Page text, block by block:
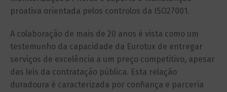
proativa orientada pelos controlos da ISO27001.
A colaboração de mais de 20 anos é vista como um
testemunho da capacidade da Eurotux de entregar
serviços de excelência a um preço competitivo, apesar
das leis da contratação pública. Esta relação
duradoura é caracterizada por confiança e parceria